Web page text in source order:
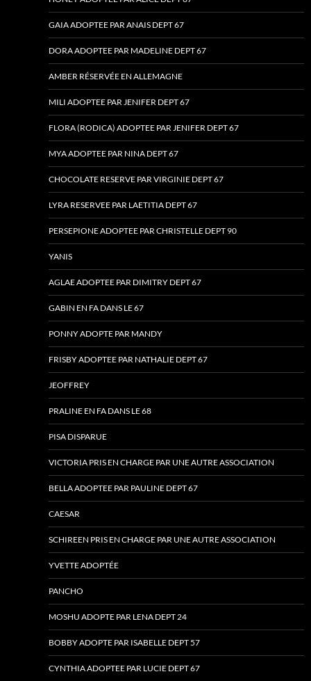
GAIA ADOPTEE PAR ANAIS DEPT 67
DORA ADOPTEE PAR MADELINE DEPT 67
AMBER RÉSERVÉE EN ALLEMAGNE
MILI ADOPTEE PAR JENIFER DEPT 67
FLORA (RODICA) ADOPTEE PAR JENIFER DEPT 67
MYA ADOPTEE PAR NINA DEPT 67
CHOCOLATE RESERVE PAR VIRGINIE DEPT 67
LYRA RESERVEE PAR LAETITIA DEPT 67
PERSEPIONE ADOPTEE PAR CHRISTELLE DEPT 90
YANIS
AGLAE ADOPTEE PAR DIMITRY DEPT 67
GABIN EN FA DANS LE 67
PONNY ADOPTE PAR MANDY
FRISBY ADOPTEE PAR NATHALIE DEPT 67
JEOFFREY
PRALINE EN FA DANS LE 68
PISA DISPARUE
VICTORIA PRIS EN CHARGE PAR UNE AUTRE ASSOCIATION
BELLA ADOPTEE PAR PAULINE DEPT 67
CAESAR
SCHIREEN PRIS EN CHARGE PAR UNE AUTRE ASSOCIATION
YVETTE ADOPTÉE
PANCHO
MOSHU ADOPTE PAR LENA DEPT 24
BOBBY ADOPTE PAR ISABELLE DEPT 57
CYNTHIA ADOPTEE PAR LUCIE DEPT 67